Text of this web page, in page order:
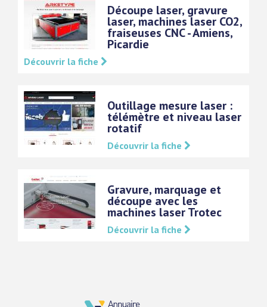
Découpe laser, gravure
laser, machines laser CO2,
fraiseuses CNC - Amiens,
Picardie
Découvrir la fiche
Outillage mesure laser :
télémètre et niveau laser
rotatif
Découvrir la fiche
Gravure, marquage et
découpe avec les
machines laser Trotec
Découvrir la fiche